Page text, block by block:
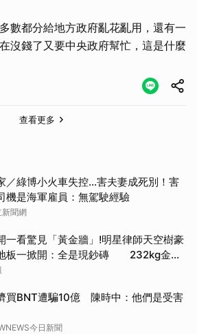
數都分給地方政府亂花亂用，還有一
沒錢了又要中央政府幫忙，這是什麼
查看更多
／綠博小火車失控…害夫妻成死別！害
機是海軍雇員：無駕駛經驗
新聞網
一看驚見「黃金牆」!明星律師天空樹豪
板一掀開：全是現鈔磚 232kg金山
影像曝
買BNT遭騙10億 陳時中：他們是受害
今日新聞